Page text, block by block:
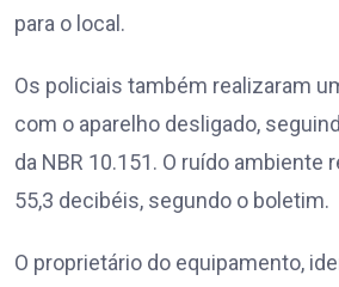
para o local.
Os policiais também realizaram
com o aparelho desligado,
da NBR 10.151. O ruído ambiente
55,3 decibéis, segundo o boletim.
O proprietário do equipamento,